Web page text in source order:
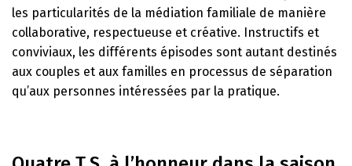
les particularités de la médiation familiale de manière
collaborative, respectueuse et créative. Instructifs et
conviviaux, les différents épisodes sont autant destinés
aux couples et aux familles en processus de séparation
qu’aux personnes intéressées par la pratique.